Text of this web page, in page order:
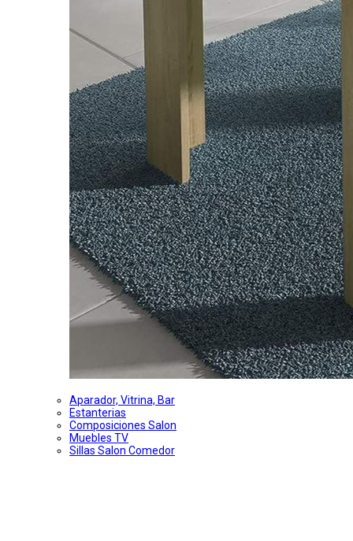
Aparador, Vitrina, Bar
Estanterias
Composiciones Salon
Muebles TV
Sillas Salon Comedor